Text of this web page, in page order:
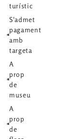
turístic
S'admet
pagament
amb
targeta
A
prop
de
museu
A
prop
de